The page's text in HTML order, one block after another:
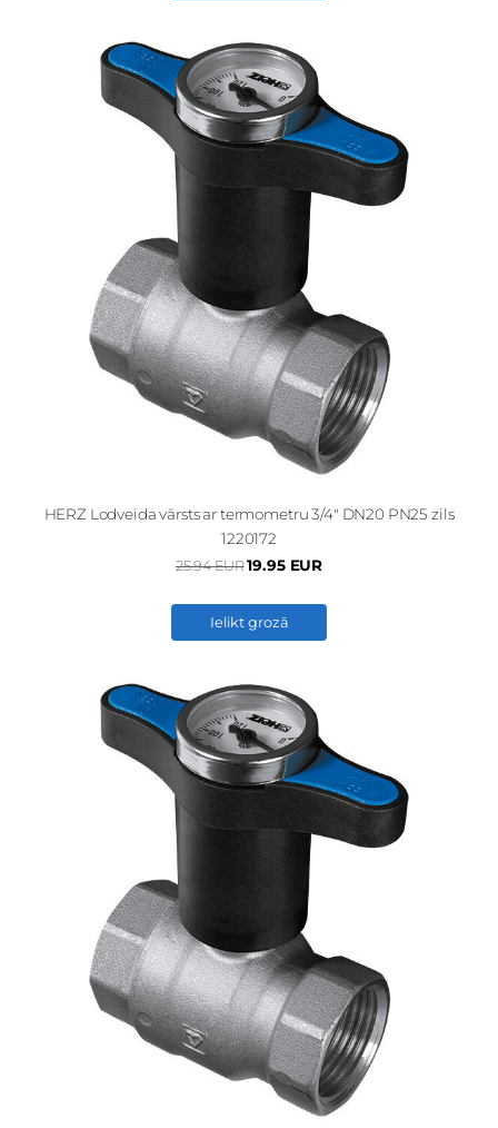
HERZ Lodveida vārsts ar termometru 3/4" DN20 PN25 zils
1220172
25.94 EUR19.95 EUR
Ielikt grozā